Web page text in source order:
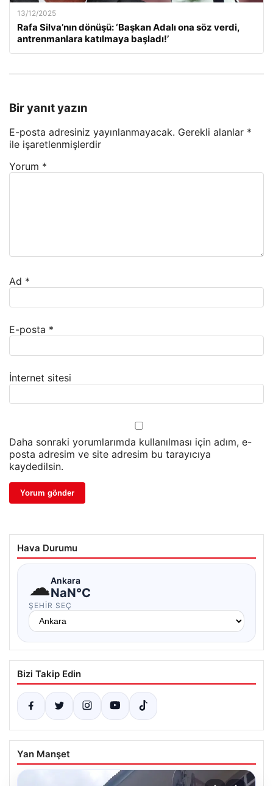
13/12/2025
Rafa Silva’nın dönüşü: ‘Başkan Adalı ona söz verdi,
antrenmanlara katılmaya başladı!’
Bir yanıt yazın
E-posta adresiniz yayınlanmayacak. Gerekli alanlar *
ile işaretlenmişlerdir
Yorum *
Ad *
E-posta *
İnternet sitesi
Daha sonraki yorumlarımda kullanılması için adım, e-
posta adresim ve site adresim bu tarayıcıya
kaydedilsin.
Hava Durumu
☁Ankara
NaN°C
ŞEHIR SEÇ
Bizi Takip Edin
Yan Manşet